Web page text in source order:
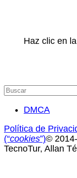
Haz clic en
Buscar
por:
DMCA
Política de
(“cookies”)©
TecnoTur, Allan